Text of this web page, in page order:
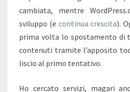
cambiata, mentre
sviluppo (e continua crescita).
prima volta lo spostamento
contenuti tramite l’apposito
liscio al primo tentativo.
Ho cercato servizi, magari